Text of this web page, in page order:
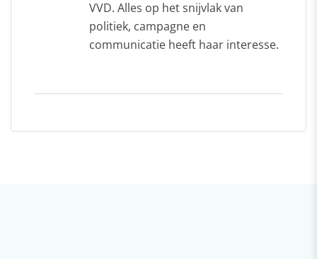
VVD. Alles op het snijvlak van
politiek, campagne en
communicatie heeft haar interesse.